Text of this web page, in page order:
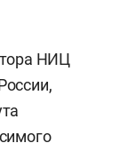
НИЦ